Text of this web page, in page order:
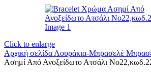
Click to enlarge
Αρχική σελίδα Λουράκια-Μπρασελέ
Ασημί Από Ανοξείδωτο Ατσάλι